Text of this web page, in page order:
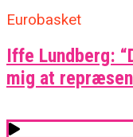
Eurobasket
Iffe Lundberg:
mig at